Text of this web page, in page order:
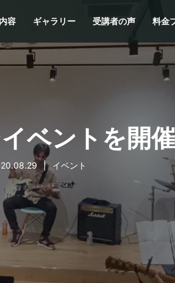
容 ギャラリー 受講者の声 料金
ベントを開
イベント